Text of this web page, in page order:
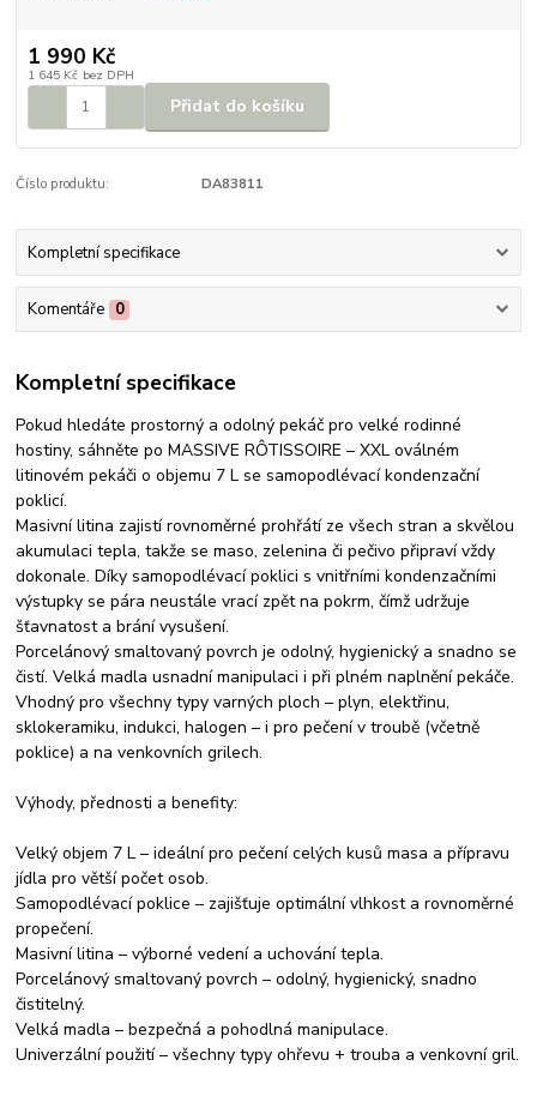
1 990 Kč
1 645 Kč bez DPH
Přidat do košíku
Číslo produktu: DA83811
Kompletní specifikace
Komentáře 0
Kompletní specifikace
Pokud hledáte prostorný a odolný pekáč pro velké rodinné
hostiny, sáhněte po MASSIVE RÔTISSOIRE – XXL oválném
litinovém pekáči o objemu 7 L se samopodlévací kondenzační
poklicí.
Masivní litina zajistí rovnoměrné prohřátí ze všech stran a skvělou
akumulaci tepla, takže se maso, zelenina či pečivo připraví vždy
dokonale. Díky samopodlévací poklici s vnitřními kondenzačními
výstupky se pára neustále vrací zpět na pokrm, čímž udržuje
šťavnatost a brání vysušení.
Porcelánový smaltovaný povrch je odolný, hygienický a snadno se
čistí. Velká madla usnadní manipulaci i při plném naplnění pekáče.
Vhodný pro všechny typy varných ploch – plyn, elektřinu,
sklokeramiku, indukci, halogen – i pro pečení v troubě (včetně
poklice) a na venkovních grilech.
Výhody, přednosti a benefity:
Velký objem 7 L – ideální pro pečení celých kusů masa a přípravu
jídla pro větší počet osob.
Samopodlévací poklice – zajišťuje optimální vlhkost a rovnoměrné
propečení.
Masivní litina – výborné vedení a uchování tepla.
Porcelánový smaltovaný povrch – odolný, hygienický, snadno
čistitelný.
Velká madla – bezpečná a pohodlná manipulace.
Univerzální použití – všechny typy ohřevu + trouba a venkovní gril.